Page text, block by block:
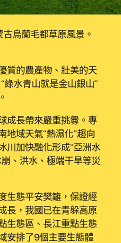
烏蘭毛都草原風景。
質的農產物、壯美的天
綠水青山就是金山銀山”
成長帶來嚴重挑釁。專
地域天氣“熱濕化”趨向
川加快融化形成“亞洲水
、洪水、極端干旱等災
生態平安樊籬，保證經
長，我國已在青躲高原
生態區、長江重點生態
安排了9個主要生態體